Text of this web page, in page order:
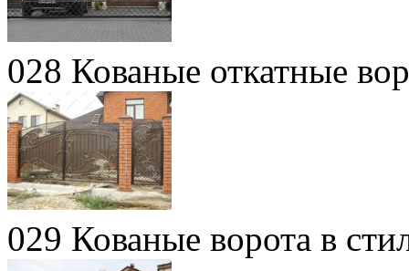
028 Кованые откатные
029 Кованые ворота в